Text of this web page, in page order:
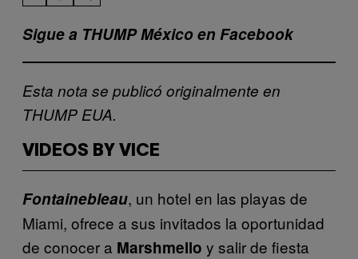
Sigue a THUMP México en Facebook
Esta nota se publicó originalmente en
THUMP EUA.
VIDEOS BY VICE
Fontainebleau, un hotel en las playas de
Miami, ofrece a sus invitados la oportunidad
de conocer a Marshmello y salir de fiesta